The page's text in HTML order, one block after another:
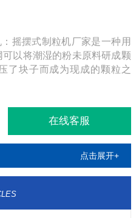
摇摆式制粒机厂家是一种用
以将潮湿的粉未原料研成颗
了块子而成为现成的颗粒之
在线客服
点击展开+